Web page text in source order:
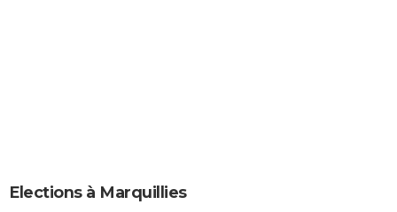
Elections à Marquillies